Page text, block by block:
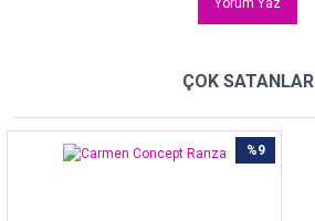
ÇOK SATANLAR
%9